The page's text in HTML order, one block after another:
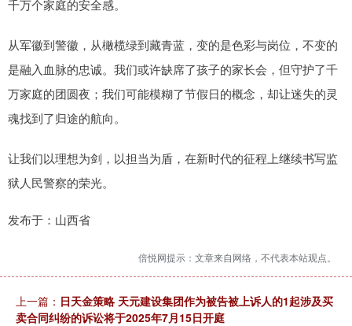
千万个家庭的安全感。
从军徽到警徽，从橄榄绿到藏青蓝，变的是色彩与岗位，不变的
是融入血脉的忠诚。我们或许缺席了孩子的家长会，但守护了千
万家庭的团圆夜；我们可能模糊了节假日的概念，却让迷失的灵
魂找到了归途的航向。
让我们以理想为剑，以担当为盾，在新时代的征程上继续书写监
狱人民警察的荣光。
发布于：山西省
倍悦网提示：文章来自网络，不代表本站观点。
上一篇： 日天金策略 天元建设集团作为被告被上诉人的1起涉及买
卖合同纠纷的诉讼将于2025年7月15日开庭